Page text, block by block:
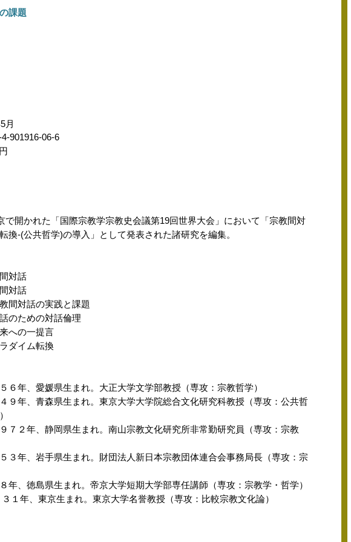
課題
月
901916-06-6
で開かれた「国際宗教学宗教史会議第19回世界大会」において「宗教間対
換-(公共哲学)の導入」として発表された諸研究を編集。
対話
対話
間対話の実践と課題
のための対話倫理
への一提言
ダイム転換
年、愛媛県生まれ。大正大学文学部教授（専攻：宗教哲学）
９年、青森県生まれ。東京大学大学院総合文化研究科教授（専攻：公共哲
７２年、静岡県生まれ。南山宗教文化研究所非常勤研究員（専攻：宗教
年、岩手県生まれ。財団法人新日本宗教団体連合会事務局長（専攻：宗
、徳島県生まれ。帝京大学短期大学部専任講師（専攻：宗教学・哲学）
１年、東京生まれ。東京大学名誉教授（専攻：比較宗教文化論）